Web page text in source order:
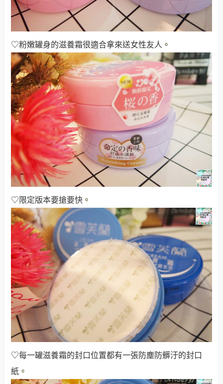
♡粉嫩罐身的滋養霜很適合拿來送女性友人 。
♡限定版本要搶要快 。
♡每一罐滋養霜的封口位置都有一張防塵防髒汙的封口
紙 。